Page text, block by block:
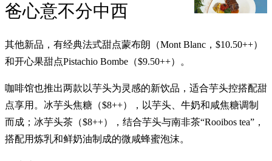
爸心意不分中西
其他新品，有经典法式甜点蒙布朗（Mont Blanc，$10.50++）
和开心果甜点Pistachio Bombe（$9.50++）。
咖啡馆也推出两款以芋头为灵感的新饮品，适合芋头控搭配甜
点享用。冰芋头焦糖（$8++），以芋头、牛奶和咸焦糖调制
而成；冰​​芋头茶（$8++），结合芋头与南非茶“Rooibos tea”，
搭配用炼乳和鲜奶油制成的微咸蜂蜜泡沫。